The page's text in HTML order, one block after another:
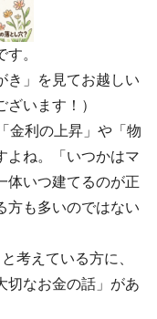
。
き」を見てお越しい
います！）
金利の上昇」や「物
よね。「いつかはマ
体いつ建てるのが正
方も多いのではない
考えている方に、
切なお金の話」があ